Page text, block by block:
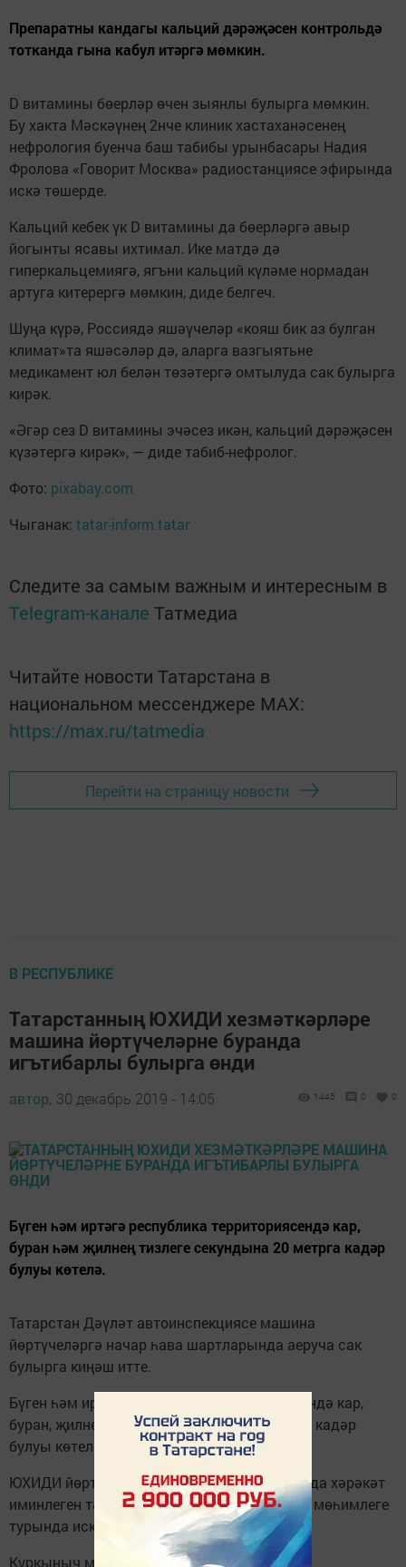
Препаратны кандагы кальций дәрәҗәсен контрольдә
тотканда гына кабул итәргә мөмкин.
D витамины бөерләр өчен зыянлы булырга мөмкин.
Бу хакта Мәскәүнең 2нче клиник хастаханәсенең
нефрология буенча баш табибы урынбасары Надия
Фролова «Говорит Москва» радиостанциясе эфирында
искә төшерде.
Кальций кебек үк D витамины да бөерләргә авыр
йогынты ясавы ихтимал. Ике матдә дә
гиперкальцемиягә, ягъни кальций күләме нормадан
артуга китерергә мөмкин, диде белгеч.
Шуңа күрә, Россиядә яшәүчеләр «кояш бик аз булган
климат»та яшәсәләр дә, аларга вазгыятьне
медикамент юл белән төзәтергә омтылуда сак булырга
кирәк.
«Әгәр сез D витамины эчәсез икән, кальций дәрәҗәсен
күзәтергә кирәк», — диде табиб-нефролог.
Фото: pixabay.com
Чыганак: tatar-inform.tatar
Следите за самым важным и интересным в
Telegram-канале Татмедиа
Читайте новости Татарстана в
национальном мессенджере MАХ:
https://max.ru/tatmedia
Перейти на страницу новости
В РЕСПУБЛИКЕ
Татарстанның ЮХИДИ хезмәткәрләре
машина йөртүчеләрне буранда
игътибарлы булырга өнди
автор, 30 декабрь 2019 - 14:05 1445 0 0
Бүген һәм иртәгә республика территориясендә кар,
буран һәм җилнең тизлеге секундына 20 метрга кадәр
булуы көтелә.
Татарстан Дәүләт автоинспекциясе машина
йөртүчеләргә начар һава шартларында аеруча сак
булырга киңәш итте.
Бүген һәм иртәгә республика территориясендә кар,
буран, җилнең тизлеге секундына 20 метрга кадәр
булуы көтелә.
ЮХИДИ йөртүчеләргә начар юл шартларында хәрәкәт
иминлеген тәэмин итәрлек тизлекне сайлау мөһимлеге
турында искә төшерә.
Куркыныч маневрлардан тыелып торырга,